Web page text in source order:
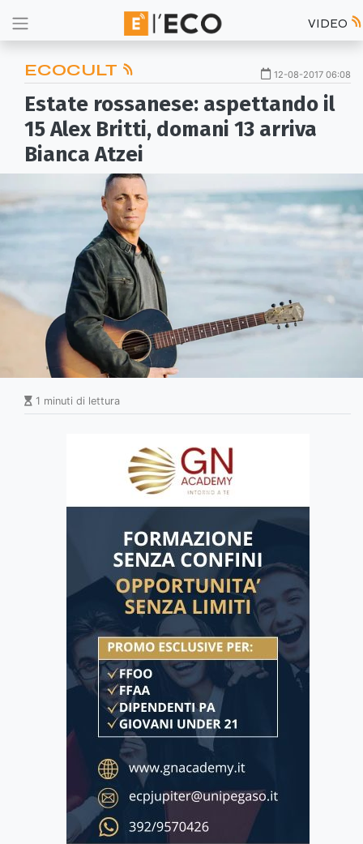
VIDEO
ECOCULT 12-08-2017 06:08
Estate rossanese: aspettando il
15 Alex Britti, domani 13 arriva
Bianca Atzei
1 minuti di lettura